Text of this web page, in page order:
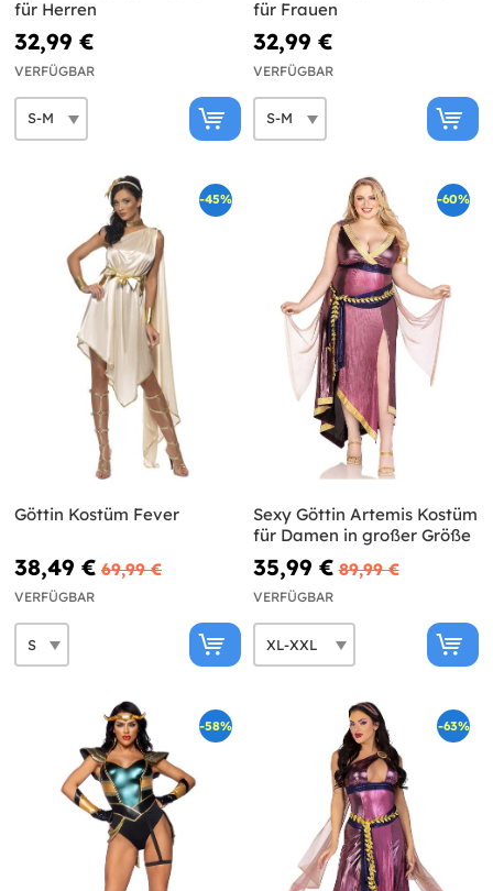
für Herren
32,99 €
VERFÜGBAR
für Frauen
32,99 €
VERFÜGBAR
-45%
Göttin Kostüm Fever
38,49 € 69,99 €
VERFÜGBAR
-60%
Sexy Göttin Artemis Kostüm
für Damen in großer Größe
35,99 € 89,99 €
VERFÜGBAR
-58% -63%